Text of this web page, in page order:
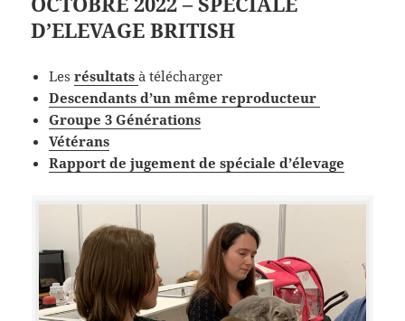
D’ELEVAGE BRITISH
Lesrésultats à télécharger
Descendants d’un même reproducteur
Groupe 3 Générations
Vétérans
Rapport de jugement de spéciale d’élevage